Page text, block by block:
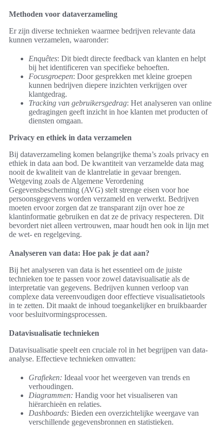
Methoden voor dataverzameling
Er zijn diverse technieken waarmee bedrijven relevante data
kunnen verzamelen, waaronder:
Enquêtes: Dit biedt directe feedback van klanten en helpt
bij het identificeren van specifieke behoeften.
Focusgroepen: Door gesprekken met kleine groepen
kunnen bedrijven diepere inzichten verkrijgen over
klantgedrag.
Tracking van gebruikersgedrag: Het analyseren van online
gedragingen geeft inzicht in hoe klanten met producten of
diensten omgaan.
Privacy en ethiek in data verzamelen
Bij dataverzameling komen belangrijke thema’s zoals privacy en
ethiek in data aan bod. De kwantiteit van verzamelde data mag
nooit de kwaliteit van de klantrelatie in gevaar brengen.
Wetgeving zoals de Algemene Verordening
Gegevensbescherming (AVG) stelt strenge eisen voor hoe
persoonsgegevens worden verzameld en verwerkt. Bedrijven
moeten ervoor zorgen dat ze transparant zijn over hoe ze
klantinformatie gebruiken en dat ze de privacy respecteren. Dit
bevordert niet alleen vertrouwen, maar houdt hen ook in lijn met
de wet- en regelgeving.
Analyseren van data: Hoe pak je dat aan?
Bij het analyseren van data is het essentieel om de juiste
technieken toe te passen voor zowel datavisualisatie als de
interpretatie van gegevens. Bedrijven kunnen verloop van
complexe data vereenvoudigen door effectieve visualisatietools
in te zetten. Dit maakt de inhoud toegankelijker en bruikbaarder
voor besluitvormingsprocessen.
Datavisualisatie technieken
Datavisualisatie speelt een cruciale rol in het begrijpen van data-
analyse. Effectieve technieken omvatten:
Grafieken: Ideaal voor het weergeven van trends en
verhoudingen.
Diagrammen: Handig voor het visualiseren van
hiërarchieën en relaties.
Dashboards: Bieden een overzichtelijke weergave van
verschillende gegevensbronnen en statistieken.